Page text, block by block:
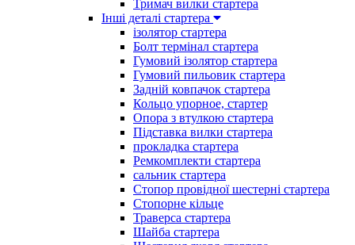
Тримач вилки стартера
Інші деталі стартера
ізолятор стартера
Болт термінал стартера
Гумовий ізолятор стартера
Гумовий пильовик стартера
Задній ковпачок стартера
Кольцо упорное, стартер
Опора з втулкою стартера
Підставка вилки стартера
прокладка стартера
Ремкомплекти стартера
сальник стартера
Стопор провідної шестерні стартера
Стопорне кільце
Траверса стартера
Шайба стартера